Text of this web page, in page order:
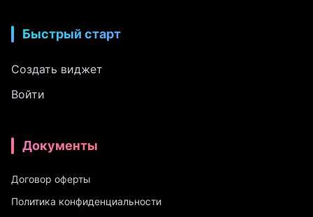
Быстрый старт
Создать виджет
Войти
Документы
Договор оферты
Политика конфиденциальности